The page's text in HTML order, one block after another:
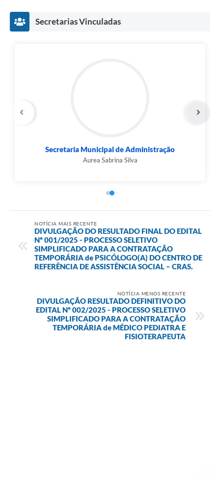
Secretarias Vinculadas
Secretaria Municipal de Administração
Aurea Sabrina Silva
NOTÍCIA MAIS RECENTE
DIVULGAÇÃO DO RESULTADO FINAL DO EDITAL
Nº 001/2025 - PROCESSO SELETIVO
SIMPLIFICADO PARA A CONTRATAÇÃO
TEMPORÁRIA de PSICÓLOGO(A) DO CENTRO DE
REFERÊNCIA DE ASSISTÊNCIA SOCIAL – CRAS.
NOTÍCIA MENOS RECENTE
DIVULGAÇÃO RESULTADO DEFINITIVO DO
EDITAL Nº 002/2025 - PROCESSO SELETIVO
SIMPLIFICADO PARA A CONTRATAÇÃO
TEMPORÁRIA de MÉDICO PEDIATRA E
FISIOTERAPEUTA